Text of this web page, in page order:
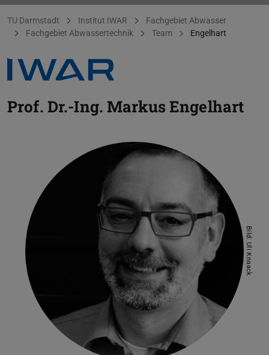
Sie befinden sich hier:
TU Darmstadt Institut IWAR
Fachgebiet Abwasser
Fachgebiet Abwassertechnik
Team Engelhart
Prof. Dr.-Ing. Markus Engelhart
Bild: Uli Knaack